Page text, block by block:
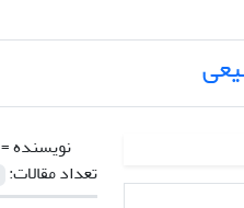
نویسنده =
تعداد مقالات: